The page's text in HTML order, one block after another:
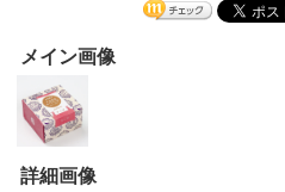
メイン画像
詳細画像